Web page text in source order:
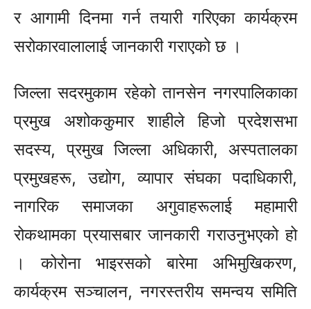
र आगामी दिनमा गर्न तयारी गरिएका कार्यक्रम
सरोकारवालालाई जानकारी गराएको छ ।
जिल्ला सदरमुकाम रहेको तानसेन नगरपालिकाका
प्रमुख अशोककुमार शाहीले हिजो प्रदेशसभा
सदस्य, प्रमुख जिल्ला अधिकारी, अस्पतालका
प्रमुखहरू, उद्योग, व्यापार संघका पदाधिकारी,
नागरिक समाजका अगुवाहरूलाई महामारी
रोकथामका प्रयासबार जानकारी गराउनुभएको हो
।कोरोना भाइरसको बारेमा अभिमुखिकरण,
कार्यक्रम सञ्चालन, नगरस्तरीय समन्वय समिति